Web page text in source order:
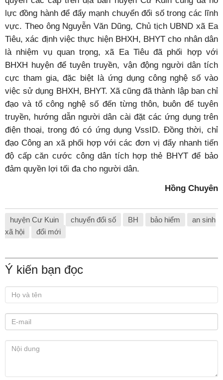
lực đồng hành để đẩy mạnh chuyển đổi số trong các lĩnh
vực. Theo ông Nguyễn Văn Dũng, Chủ tịch UBND xã Ea
Tiêu, xác định việc thực hiện BHXH, BHYT cho nhân dân
là nhiệm vụ quan trọng, xã Ea Tiêu đã phối hợp với
BHXH huyện để tuyên truyền, vận động người dân tích
cực tham gia, đặc biệt là ứng dụng công nghệ số vào
việc sử dụng BHXH, BHYT. Xã cũng đã thành lập ban chỉ
đạo và tổ công nghệ số đến từng thôn, buôn để tuyên
truyền, hướng dẫn người dân cài đặt các ứng dụng trên
điện thoại, trong đó có ứng dụng VssID. Đồng thời, chỉ
đạo Công an xã phối hợp với các đơn vị đẩy nhanh tiến
độ cấp căn cước công dân tích hợp thẻ BHYT để bảo
đảm quyền lợi tối đa cho người dân.
Hồng Chuyên
huyện Cư Kuin chuyển đổi số BH bảo hiểm
an sinh
xã hội
đổi mới
Ý kiến bạn đọc